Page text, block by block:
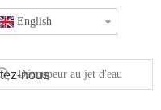
English
nous